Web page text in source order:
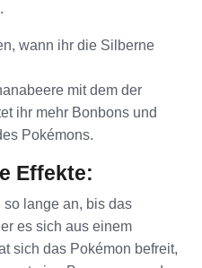
wann ihr die Silberne
mit dem der
ihr mehr Bonbons und
Pokémons.
Effekte:
so lange an, bis das
es sich aus einem
sich das Pokémon befreit,